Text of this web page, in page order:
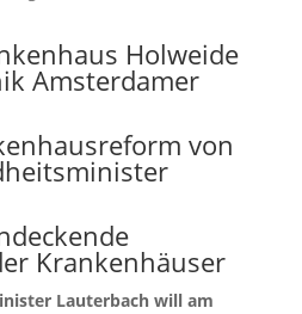
Holweide
Amsterdamer
von
Krankenhäuser
Lauterbach will am